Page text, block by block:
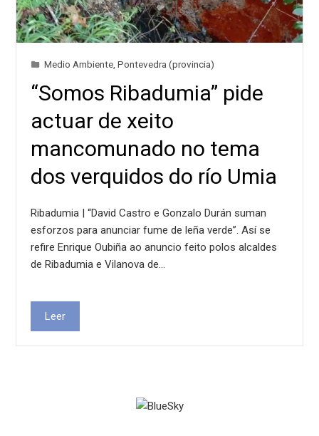
Medio Ambiente ,Pontevedra (provincia)
“Somos Ribadumia” pide
actuar de xeito
mancomunado no tema
dos verquidos do río Umia
Ribadumia | “David Castro e Gonzalo Durán suman
esforzos para anunciar fume de leña verde”. Así se
refire Enrique Oubiña ao anuncio feito polos alcaldes
de Ribadumia e Vilanova de…
Leer